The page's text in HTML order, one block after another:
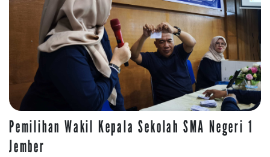
Pemilihan Wakil Kepala Sekolah SMA Negeri 1
Jember